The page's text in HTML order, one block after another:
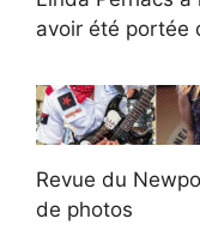
avoir été portée
Revue du
de photos